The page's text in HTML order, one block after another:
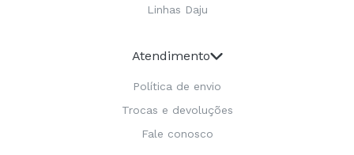
Linhas Daju
Atendimento
Política de envio
Trocas e devoluções
Fale conosco